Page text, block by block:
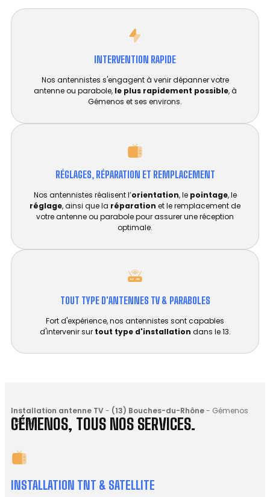
INTERVENTION RAPIDE
Nos antennistes s'engagent à venir dépanner votre
antenne ou parabole, le plus rapidement possible, à
Gémenos et ses environs.
RÉGLAGES, RÉPARATION ET REMPLACEMENT​
Nos antennistes réalisent l’orientation, le pointage, le
réglage, ainsi que la réparation et le remplacement de
votre antenne ou parabole pour assurer une réception
optimale.
TOUT TYPE D'ANTENNES TV & PARABOLES
Fort d'expérience, nos antennistes sont capables
d'intervenir sur tout type d'installation dans le 13.
Installation antenne TV- (13) Bouches-du-Rhône- Gémenos
(13420)
GÉMENOS, TOUS NOS SERVICES.
INSTALLATION TNT & SATELLITE